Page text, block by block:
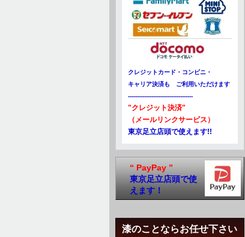
クレジットカード・コンビニ・
キャリア決済も ご利用いただけます
------------------------------------
"クレジット決済"
（メールリンクサービス）
東京足立店頭で使えます!!
“ PayPay ”
東京足立店頭で使
えます！
漆のことならお任せ下さい